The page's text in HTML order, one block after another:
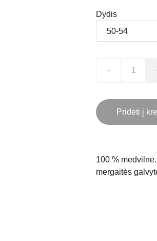
Dydis
-
Pridėti į
100 %
mergaitės